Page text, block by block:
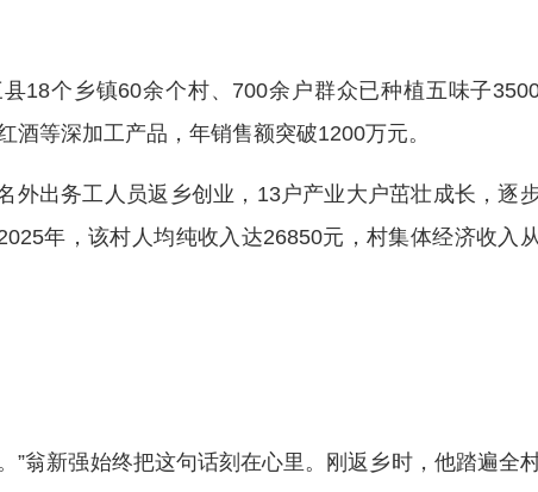
18个乡镇60余个村、700余户群众已种植五味子
等深加工产品，年销售额突破1200万元。
外出务工人员返乡创业，13户产业大户茁壮成长，逐
年，该村人均纯收入达26850元，村集体经济收入
”翁新强始终把这句话刻在心里。刚返乡时，他踏遍全